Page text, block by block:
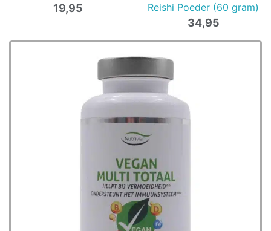
19,95
Reishi Poeder (60 gram)
34,95